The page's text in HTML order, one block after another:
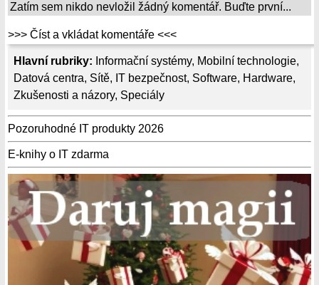
Hlavní rubriky: Informační systémy, Mobilní technologie,
Datová centra, Sítě, IT bezpečnost, Software, Hardware,
Zkušenosti a názory, Speciály
Pozoruhodné IT produkty 2026
E-knihy o IT zdarma
Zatím sem nikdo nevložil žádný komentář. Buďte první...
>>> Číst a vkládat komentáře <<<